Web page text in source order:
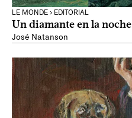
LE MONDE › EDITORIAL
Un diamante en la noche
José Natanson